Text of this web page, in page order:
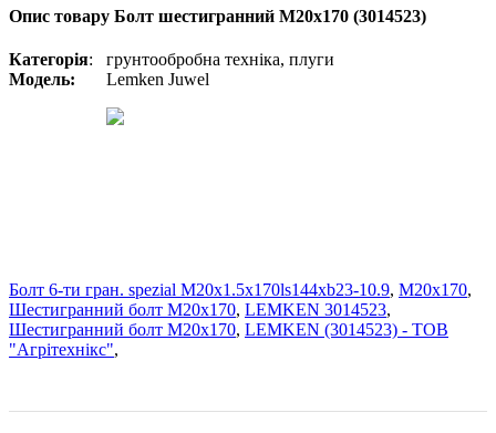
Опис товару Болт шестигранний M20x170 (3014523)
Категорія: грунтообробна техніка, плуги
Модель:
Lemken Juwel
Болт 6-ти гран. spezial M20x1.5x170ls144xb23-10.9, M20x170,
Шестигранний болт M20x170, LEMKEN 3014523,
Шестигранний болт M20x170, LEMKEN (3014523) - ТОВ
"Агрітехнікс",